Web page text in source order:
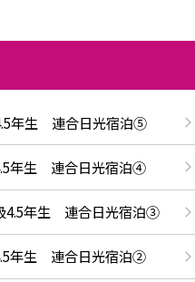
年生 連合日光宿泊⑤
年生 連合日光宿泊④
4.5年生 連合日光宿泊③
年生 連合日光宿泊②